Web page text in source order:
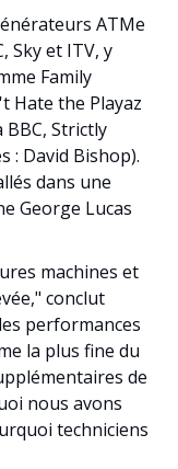
ATMe
Sky et ITV, y
Family
Hate the Playaz
Strictly
: David Bishop).
dans une
George Lucas
machines et
conclut
performances
la plus fine du
de
nous avons
techniciens